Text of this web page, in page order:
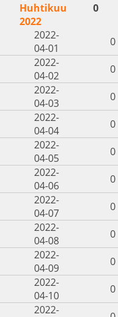
Huhtikuu
2022
0
2022-
04-01
0
2022-
04-02
0
2022-
04-03
0
2022-
04-04
0
2022-
04-05
0
2022-
04-06
0
2022-
04-07
0
2022-
04-08
0
2022-
04-09
0
2022-
04-10
0
2022-